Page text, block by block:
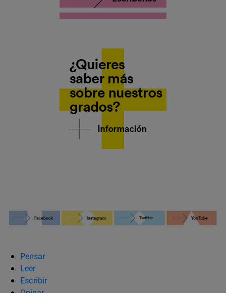
Pensar
Leer
Escribir